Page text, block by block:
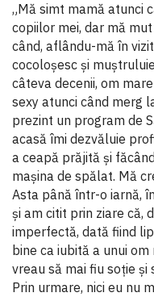
„Mă simt mamă atunci
copiilor mei, dar mă
când, aflându-mă în
cocoloșesc și
câteva decenii, om
sexy atunci când merg
prezint un program de
acasă îmi dezvăluie
a ceapă prăjită și
mașina de spălat. Mă
Asta până într-o iarnă,
și am citit prin ziare că,
imperfectă, dată fiind
bine ca iubită a unui
vreau să mai fiu soție
Prin urmare, nici eu nu